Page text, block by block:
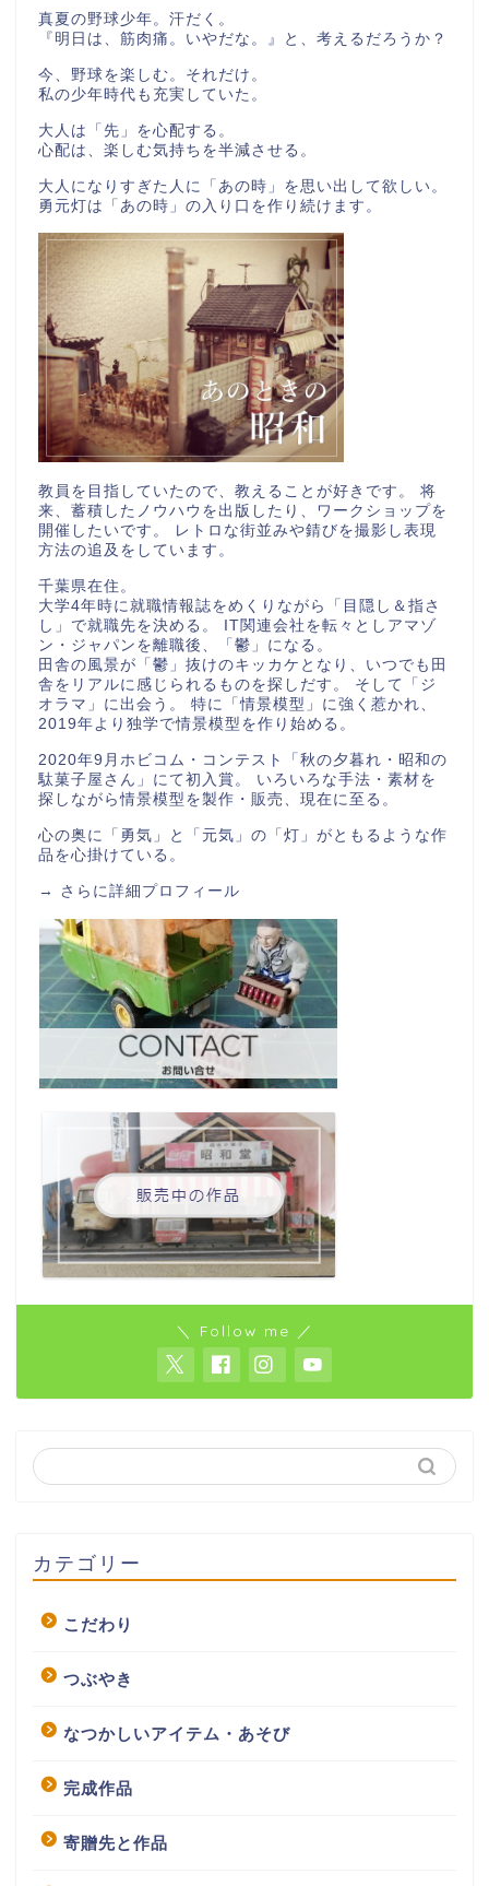
真夏の野球少年。汗だく。
『明日は、筋肉痛。いやだな。』と、考えるだろうか？
今、野球を楽しむ。それだけ。
私の少年時代も充実していた。
大人は「先」を心配する。
心配は、楽しむ気持ちを半減させる。
大人になりすぎた人に「あの時」を思い出して欲しい。
勇元灯は「あの時」の入り口を作り続けます。
教員を目指していたので、教えることが好きです。 将
来、蓄積したノウハウを出版したり、ワークショップを
開催したいです。 レトロな街並みや錆びを撮影し表現
方法の追及をしています。
千葉県在住。
大学4年時に就職情報誌をめくりながら「目隠し＆指さ
し」で就職先を決める。 IT関連会社を転々としアマゾ
ン・ジャパンを離職後、「鬱」になる。
田舎の風景が「鬱」抜けのキッカケとなり、いつでも田
舎をリアルに感じられるものを探しだす。 そして「ジ
オラマ」に出会う。 特に「情景模型」に強く惹かれ、
2019年より独学で情景模型を作り始める。
2020年9月ホビコム・コンテスト「秋の夕暮れ・昭和の
駄菓子屋さん」にて初入賞。 いろいろな手法・素材を
探しながら情景模型を製作・販売、現在に至る。
心の奥に「勇気」と「元気」の「灯」がともるような作
品を心掛けている。
→ さらに詳細プロフィール
＼ Follow me ／
カテゴリー
こだわり
つぶやき
なつかしいアイテム・あそび
完成作品
寄贈先と作品